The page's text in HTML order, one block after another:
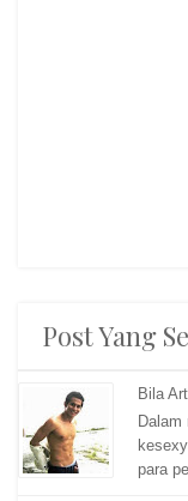
Post Yang
Bila
Dalam
para